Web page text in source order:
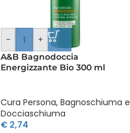
- +
A&B Bagnodoccia
Energizzante Bio 300 ml
Cura Persona, Bagnoschiuma e
Docciaschiuma
€ 2,74